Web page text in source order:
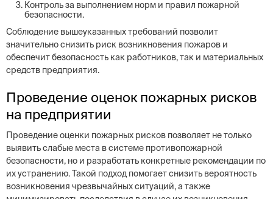
Контроль за выполнением норм и правил пожарной
безопасности.
Соблюдение вышеуказанных требований позволит
значительно снизить риск возникновения пожаров и
обеспечит безопасность как работников, так и материальных
средств предприятия.
Проведение оценок пожарных рисков
на предприятии
Проведение оценки пожарных рисков позволяет не только
выявить слабые места в системе противопожарной
безопасности, но и разработать конкретные рекомендации по
их устранению. Такой подход помогает снизить вероятность
возникновения чрезвычайных ситуаций, а также